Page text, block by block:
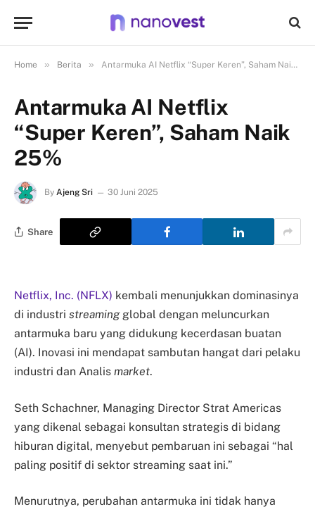
Home » Berita » Antarmuka AI Netflix “Super Keren”, Saham Naik 25%
Antarmuka AI Netflix
“Super Keren”, Saham Naik
25%
By Ajeng Sri 30 Juni 2025
Share
Netflix, Inc. (NFLX) kembali menunjukkan dominasinya
di industri streamingglobal dengan meluncurkan
antarmuka baru yang didukung kecerdasan buatan
(AI). Inovasi ini mendapat sambutan hangat dari pelaku
industri dan Analis market.
Seth Schachner, Managing Director Strat Americas
yang dikenal sebagai konsultan strategis di bidang
hiburan digital, menyebut pembaruan ini sebagai “hal
paling positif di sektor streaming saat ini.”
Menurutnya, perubahan antarmuka ini tidak hanya